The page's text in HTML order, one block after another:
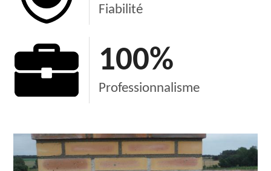
Fiabilité
100%
Professionnalisme